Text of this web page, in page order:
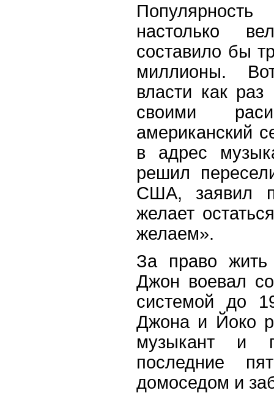
настолько
составило бы
миллионы.
власти как
своими
американский
в адрес
решил
США, заявил
желает
желаем».
За право
Джон воевал
системой до
Джона и Йоко
музыкант и
последние
домоседом и